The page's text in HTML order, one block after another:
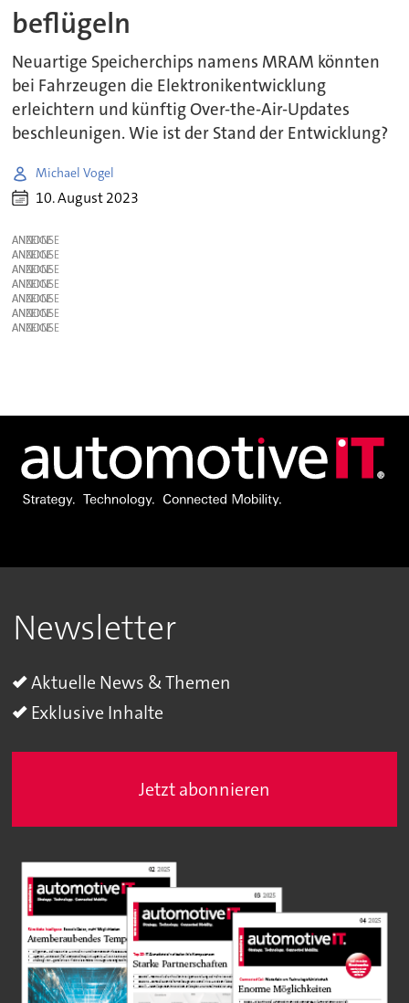
beflügeln
Neuartige Speicherchips namens MRAM könnten
bei Fahrzeugen die Elektronikentwicklung
erleichtern und künftig Over-the-Air-Updates
beschleunigen. Wie ist der Stand der Entwicklung?
Michael Vogel
10. August 2023
ANZEIGE
ANZEIGE
ANZEIGE
ANZEIGE
ANZEIGE
ANZEIGE
ANZEIGE
Newsletter
Aktuelle News & Themen
Exklusive Inhalte
Jetzt abonnieren